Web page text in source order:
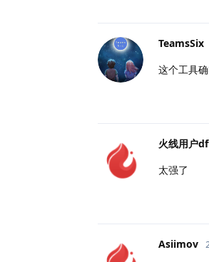
TeamsSix
这个工具确
火线用户
太强了
Asiimov